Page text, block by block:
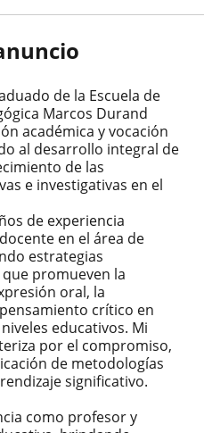
de la Escuela de
Marcos Durand
académica y vocación
al desarrollo integral de
de las
e investigativas en el
de experiencia
en el área de
estrategias
promueven la
oral, la
crítico en
educativos. Mi
por el compromiso,
de metodologías
significativo.
como profesor y